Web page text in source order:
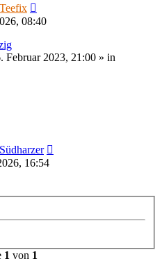
Teefix
08:40
Februar 2023, 21:00 » in
Südharzer
16:54
1 von 1